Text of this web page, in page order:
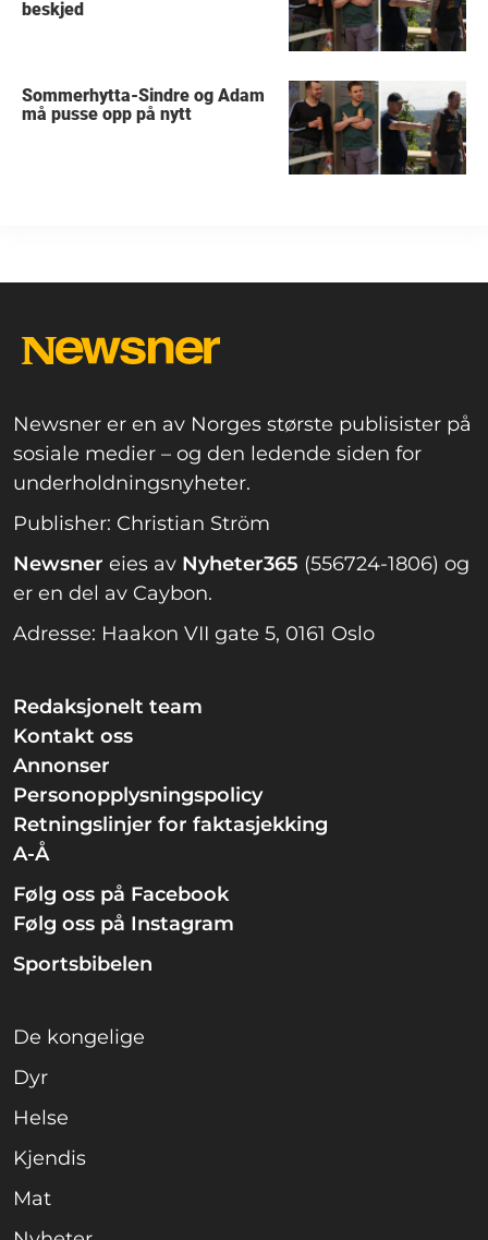
beskjed
Sommerhytta-Sindre og Adam
må pusse opp på nytt
Newsner er en av Norges største publisister på
sosiale medier – og den ledende siden for
underholdningsnyheter.
Publisher: Christian Ström
Newsner eies av Nyheter365 (556724-1806) og
er en del av Caybon.
Adresse: Haakon VII gate 5, 0161 Oslo
Redaksjonelt team
Kontakt oss
Annonser
Personopplysningspolicy
Retningslinjer for faktasjekking
A-Å
Følg oss på Facebook
Følg oss på Instagram
Sportsbibelen
De kongelige
Dyr
Helse
Kjendis
Mat